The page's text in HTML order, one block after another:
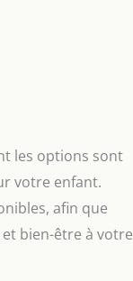
les options sont
votre enfant.
afin que
bien-être à votre